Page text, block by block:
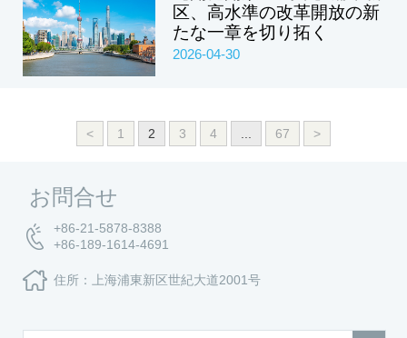
区、高水準の改革開放の新
たな一章を切り拓く
2026-04-30
< 1 2 3 4 67 >
お問合せ
+86-21-5878-8388
+86-189-1614-4691
住所：上海浦東新区世紀大道2001号